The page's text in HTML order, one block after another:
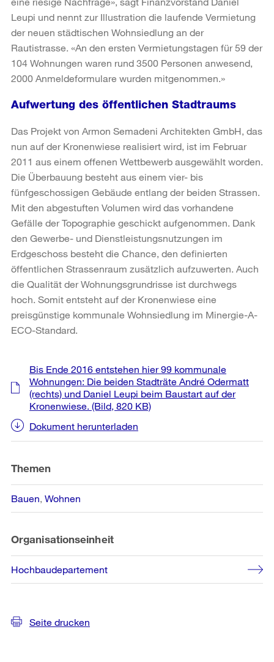
Leupi und nennt zur Illustration die laufende Vermietung
der neuen städtischen Wohnsiedlung an der
Rautistrasse. «An den ersten Vermietungstagen für 59 der
104 Wohnungen waren rund 3500 Personen anwesend,
2000 Anmeldeformulare wurden mitgenommen.»
Aufwertung des öffentlichen Stadtraums
Das Projekt von Armon Semadeni Architekten GmbH, das
nun auf der Kronenwiese realisiert wird, ist im Februar
2011 aus einem offenen Wettbewerb ausgewählt worden.
Die Überbauung besteht aus einem vier- bis
fünfgeschossigen Gebäude entlang der beiden Strassen.
Mit den abgestuften Volumen wird das vorhandene
Gefälle der Topographie geschickt aufgenommen. Dank
den Gewerbe- und Dienstleistungsnutzungen im
Erdgeschoss besteht die Chance, den definierten
öffentlichen Strassenraum zusätzlich aufzuwerten. Auch
die Qualität der Wohnungsgrundrisse ist durchwegs
hoch. Somit entsteht auf der Kronenwiese eine
preisgünstige kommunale Wohnsiedlung im Minergie-A-
ECO-Standard.
Weitere
Informationen
Bis Ende 2016 entstehen hier 99 kommunale
Wohnungen: Die beiden Stadträte André Odermatt
(rechts) und Daniel Leupi beim Baustart auf der
Kronenwiese. (Bild, 820 KB)
Dokument herunterladen
Themen
Bauen Wohnen
Organisationseinheit
Hochbaudepartement
Seite drucken